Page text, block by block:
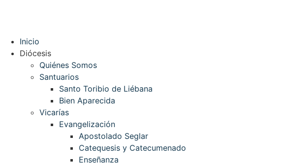
Inicio
Diócesis
Quiénes Somos
Santuarios
Santo Toribio de Liébana
Bien Aparecida
Vicarías
Evangelización
Apostolado Seglar
Catequesis y Catecumenado
Enseñanza